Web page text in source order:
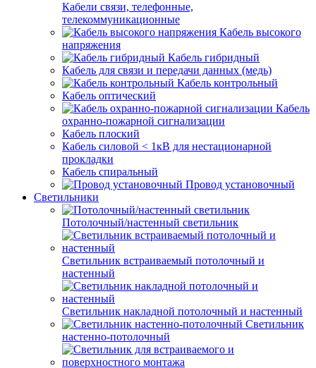
Кабели связи, телефонные,
телекоммуникационные
Кабель высокого
напряжения
Кабель гибридный
Кабель для связи и передачи данных (медь)
Кабель контрольный
Кабель оптический
Кабель
охранно-пожарной сигнализации
Кабель плоский
Кабель силовой < 1кВ для нестационарной
прокладки
Кабель спиральный
Провод установочный
Светильники
Потолочный/настенный светильник
Светильник встраиваемый потолочный и
настенный
Светильник накладной потолочный и настенный
Светильник
настенно-потолочный